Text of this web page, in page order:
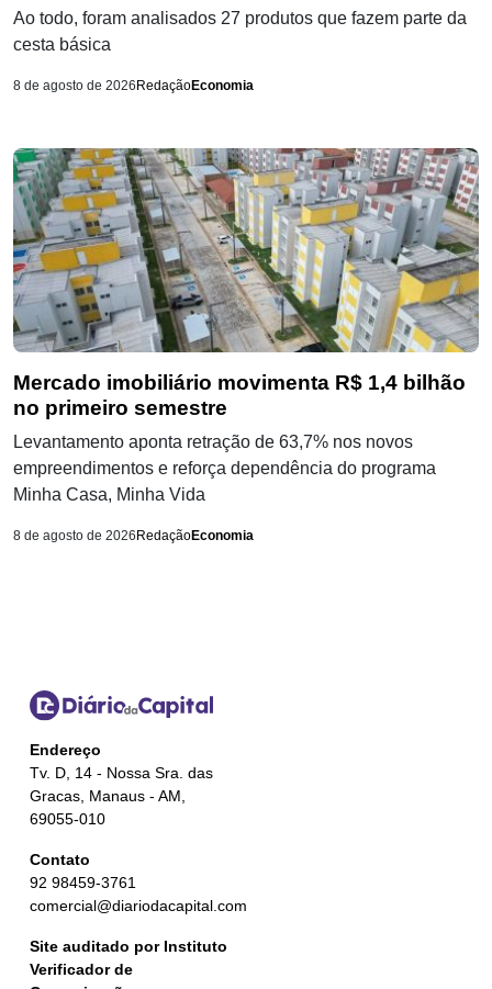
Ao todo, foram analisados 27 produtos que fazem parte da
cesta básica
8 de agosto de 2026 RedaçãoEconomia
Mercado imobiliário movimenta R$ 1,4 bilhão
no primeiro semestre
Levantamento aponta retração de 63,7% nos novos
empreendimentos e reforça dependência do programa
Minha Casa, Minha Vida
8 de agosto de 2026 RedaçãoEconomia
Endereço
Tv. D, 14 - Nossa Sra. das
Gracas, Manaus - AM,
69055-010
Contato
92 98459-3761
comercial@diariodacapital.com
Site auditado por Instituto
Verificador de